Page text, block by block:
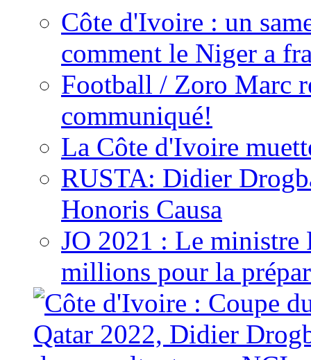
Côte d'Ivoire : un
comment le Niger a
Football / Zoro Marc
communiqué!
La Côte d'Ivoire
RUSTA: Didier
Honoris Causa
JO 2021 : Le ministre
millions pour la